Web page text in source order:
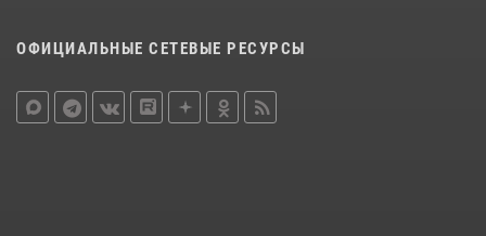
ОФИЦИАЛЬНЫЕ СЕТЕВЫЕ РЕСУРСЫ